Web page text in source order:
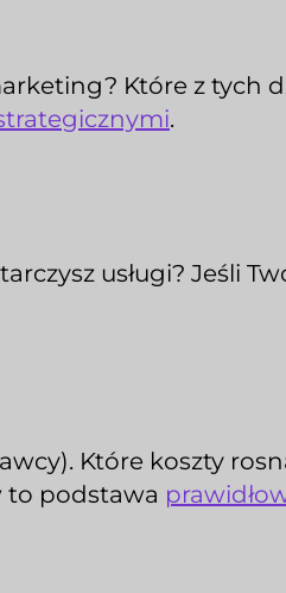
Które z tych
.
usługi? Jeśli
Które koszty
to podstawa